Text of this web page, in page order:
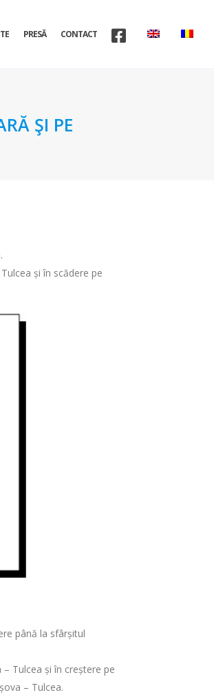
PRESĂ CONTACT
ŞI PE
și în scădere pe
până la sfârșitul
Tulcea și în creștere pe
– Tulcea.